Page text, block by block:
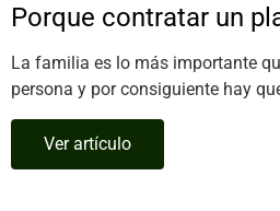
Porque contratar un
La familia es lo más importante
persona y por consiguiente hay
Ver artículo